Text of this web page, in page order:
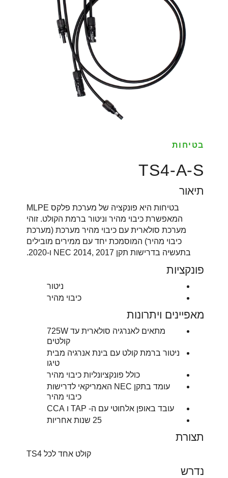
בטיחות
TS4-A-S
תיאור
בטיחות היא פונקציה של מערכת פלקס MLPE
המאפשרת כיבוי מהיר וניטור ברמת הקולט. זוהי
מערכת סולארית עם כיבוי מהיר מערכת (מערכת
כיבוי מהיר) המוסמכת יחד עם ממירים מובילים
בתעשיה בדרישות תקן NEC 2014, 2017 ו-2020.
פונקציות
ניטור
כיבוי מהיר
מאפיינים ויתרונות
מתאים לאנרגיה סולארית עד 725W
קולטים
ניטור ברמת קולט עם בינת אנרגיה מבית
טיגו
כולל פונקציונליות כיבוי מהיר
עומד בתקן NEC האמריקאי לדרישות
כיבוי מהיר
עובד באופן אלחוטי עם ה- TAP ו CCA
25 שנות אחריות
תצורת
קולט אחד לכל TS4
נדרש